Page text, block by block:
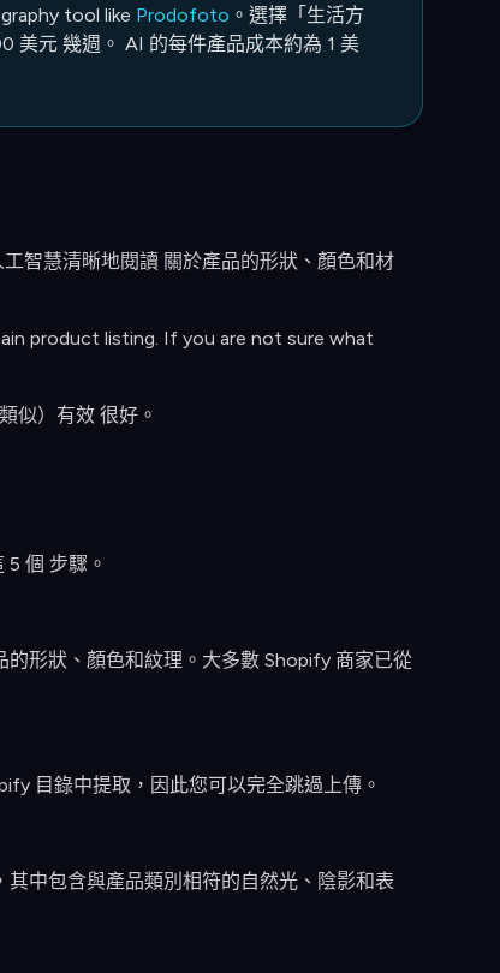
tool like Prodofoto 。選擇「生活方
美元 幾週。 AI 的每件產品成本約為 1 美
智慧清晰地閱讀 關於產品的形狀、顏色和材
product listing. If you are not sure what
似）有效 很好。
個 步驟。
形狀、顏色和紋理。大多數 Shopify 商家已從
目錄中提取，因此您可以完全跳過上傳。
中包含與產品類別相符的自然光、陰影和表